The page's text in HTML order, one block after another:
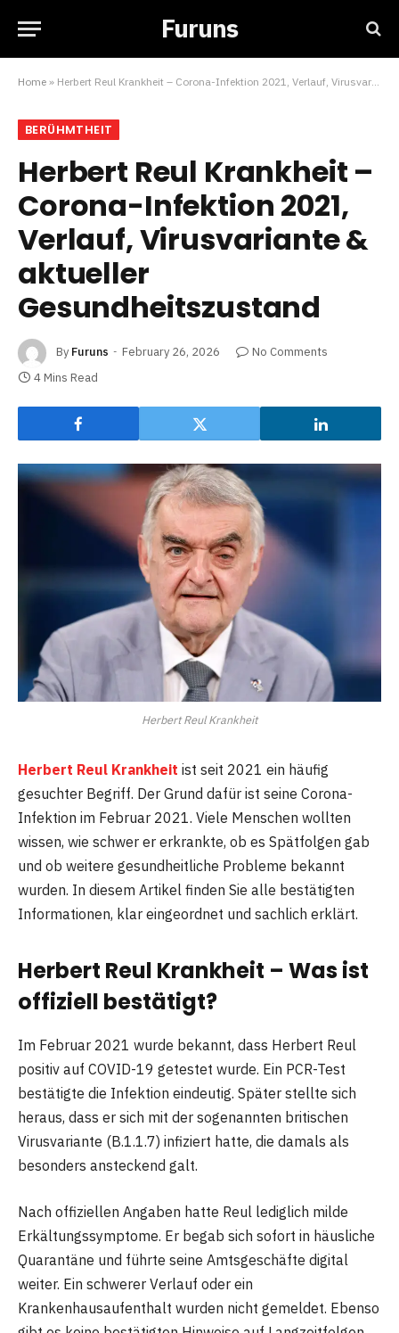
Furuns
Home » Herbert Reul Krankheit – Corona-Infektion 2021, Verlauf, Virusvariante & aktueller Gesundheitszustand
BERÜHMTHEIT
Herbert Reul Krankheit –
Corona-Infektion 2021,
Verlauf, Virusvariante &
aktueller
Gesundheitszustand
By Furuns February 26, 2026
No Comments
4 Mins Read
Herbert Reul Krankheit
Herbert Reul Krankheit ist seit 2021 ein häufig
gesuchter Begriff. Der Grund dafür ist seine Corona-
Infektion im Februar 2021. Viele Menschen wollten
wissen, wie schwer er erkrankte, ob es Spätfolgen gab
und ob weitere gesundheitliche Probleme bekannt
wurden. In diesem Artikel finden Sie alle bestätigten
Informationen, klar eingeordnet und sachlich erklärt.
Herbert Reul Krankheit – Was ist
offiziell bestätigt?
Im Februar 2021 wurde bekannt, dass Herbert Reul
positiv auf COVID-19 getestet wurde. Ein PCR-Test
bestätigte die Infektion eindeutig. Später stellte sich
heraus, dass er sich mit der sogenannten britischen
Virusvariante (B.1.1.7) infiziert hatte, die damals als
besonders ansteckend galt.
Nach offiziellen Angaben hatte Reul lediglich milde
Erkältungssymptome. Er begab sich sofort in häusliche
Quarantäne und führte seine Amtsgeschäfte digital
weiter. Ein schwerer Verlauf oder ein
Krankenhausaufenthalt wurden nicht gemeldet. Ebenso